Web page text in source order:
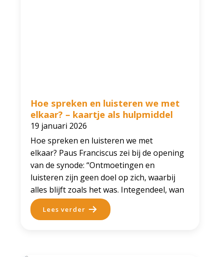
Hoe spreken en luisteren we met
elkaar? – kaartje als hulpmiddel
19 januari 2026
Hoe spreken en luisteren we met
elkaar? Paus Franciscus zei bij de opening
van de synode: “Ontmoetingen en
luisteren zijn geen doel op zich, waarbij
alles blijft zoals het was. Integendeel, wan
Lees verder